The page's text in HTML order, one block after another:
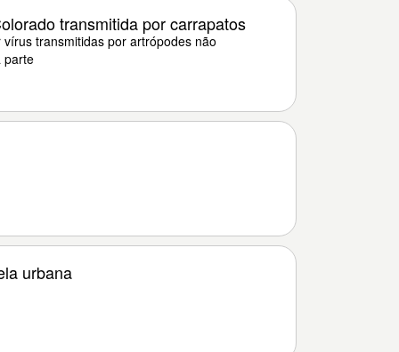
transmitida por carrapatos
transmitidas por artrópodes não
parte
urbana